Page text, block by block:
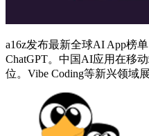
a16z发布最新全球AI App榜
ChatGPT。中国AI应用在移
位。Vibe Coding等新兴领域